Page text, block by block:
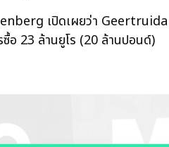
เปิดเผยว่า Geertruida
ซื้อ 23 ล้านยูโร (20 ล้านปอนด์)